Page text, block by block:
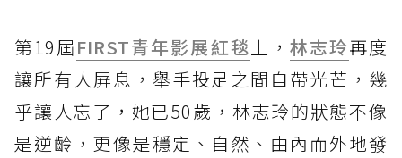
第19屆FIRST青年影展紅毯上， 林志玲再度
讓所有人屏息，舉手投足之間自帶光芒，幾
乎讓人忘了，她已50歲，林志玲的狀態不像
是逆齡，更像是穩定、自然、由內而外地發